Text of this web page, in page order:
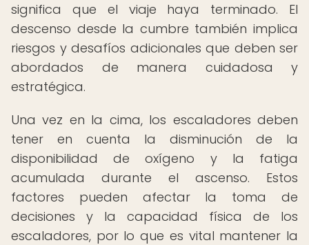
significa que el viaje haya terminado. El
descenso desde la cumbre también implica
riesgos y desafíos adicionales que deben ser
abordados de manera cuidadosa y
estratégica.
Una vez en la cima, los escaladores deben
tener en cuenta la disminución de la
disponibilidad de oxígeno y la fatiga
acumulada durante el ascenso. Estos
factores pueden afectar la toma de
decisiones y la capacidad física de los
escaladores, por lo que es vital mantener la